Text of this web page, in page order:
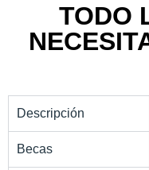
TODO
Descripción
Becas